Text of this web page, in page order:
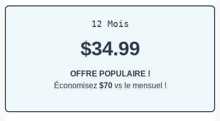
12 Mois
$34.99
OFFRE POPULAIRE !
Économisez $70vs le mensuel !